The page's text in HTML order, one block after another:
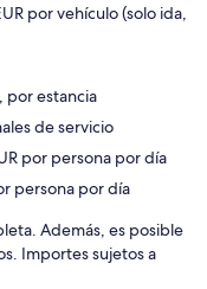
por vehículo (solo ida,
por estancia
de servicio
por persona por día
persona por día
Además, es posible
Importes sujetos a